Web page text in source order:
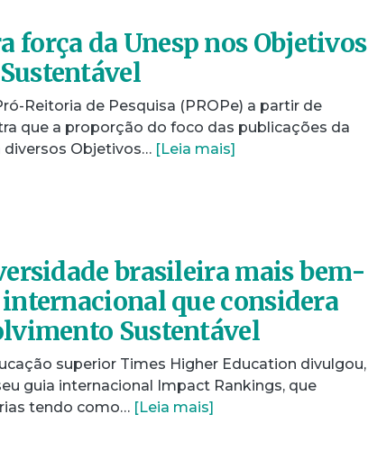
força da Unesp nos Objetivos
Reitoria de Pesquisa (PROPe) a partir de
que a proporção do foco das publicações da
diversos Objetivos… [Leia mais]
brasileira mais bem-
que considera
Sustentável
superior Times Higher Education divulgou,
guia internacional Impact Rankings, que
tendo como… [Leia mais]